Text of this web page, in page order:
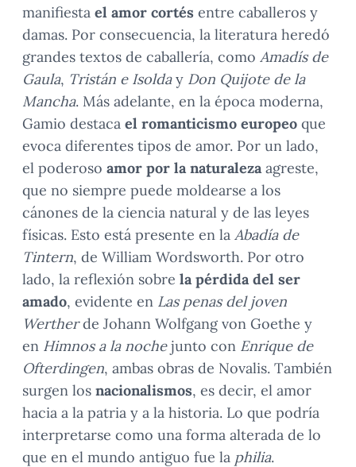
manifiesta el amor cortés entre caballeros y
damas. Por consecuencia, la literatura heredó
grandes textos de caballería, como Amadís de
Gaula, Tristán e Isolday Don Quijote de la
Mancha. Más adelante, en la época moderna,
Gamio destaca el romanticismo europeo que
evoca diferentes tipos de amor. Por un lado,
el poderoso amor por la naturalezaagreste,
que no siempre puede moldearse a los
cánones de la ciencia natural y de las leyes
físicas. Esto está presente en la Abadía de
Tintern, de William Wordsworth. Por otro
lado, la reflexión sobre la pérdida del ser
amado, evidente en Las penas del joven
Wertherde Johann Wolfgang von Goethe y
en Himnos a la nochejunto con Enrique de
Ofterdingen, ambas obras de Novalis. También
surgen los nacionalismos, es decir, el amor
hacia a la patria y a la historia. Lo que podría
interpretarse como una forma alterada de lo
que en el mundo antiguo fue la philia.